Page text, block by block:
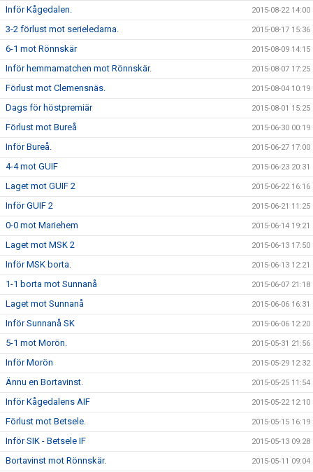
Inför Kågedalen. 2015-08-22 14:00
3-2 förlust mot serieledarna. 2015-08-17 15:36
6-1 mot Rönnskär 2015-08-09 14:15
Inför hemmamatchen mot Rönnskär. 2015-08-07 17:25
Förlust mot Clemensnäs. 2015-08-04 10:19
Dags för höstpremiär 2015-08-01 15:25
Förlust mot Bureå 2015-06-30 00:19
Inför Bureå. 2015-06-27 17:00
4-4 mot GUIF 2015-06-23 20:31
Laget mot GUIF 2 2015-06-22 16:16
Inför GUIF 2 2015-06-21 11:25
0-0 mot Mariehem 2015-06-14 19:21
Laget mot MSK 2 2015-06-13 17:50
Inför MSK borta. 2015-06-13 12:21
1-1 borta mot Sunnanå 2015-06-07 21:18
Laget mot Sunnanå 2015-06-06 16:31
Inför Sunnanå SK 2015-06-06 12:20
5-1 mot Morön. 2015-05-31 21:56
Inför Morön 2015-05-29 12:32
Ännu en Bortavinst. 2015-05-25 11:54
Inför Kågedalens AIF 2015-05-22 12:10
Förlust mot Betsele. 2015-05-15 16:19
Inför SIK - Betsele IF 2015-05-13 09:28
Bortavinst mot Rönnskär. 2015-05-11 09:04